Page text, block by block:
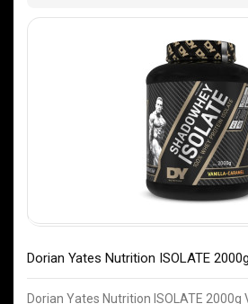
Dorian Yates Nutrition ISOLATE
Dorian Yates Nutrition ISOLATE